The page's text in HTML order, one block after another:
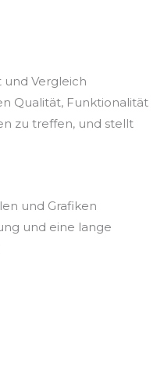
und Vergleich
Qualität, Funktionalität
zu treffen, und stellt
und Grafiken
und eine lange